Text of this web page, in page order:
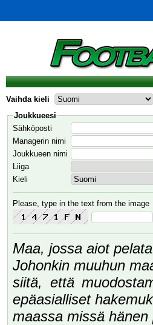
Vaihda kieli
Joukkueesi
Sähköposti
Managerin nimi
Joukkueen nimi
Liiga
Kieli
Please, type in the text from the image
Maa, jossa aiot
Johonkin muuhun
siitä, että
epäasialliset
maassa missä